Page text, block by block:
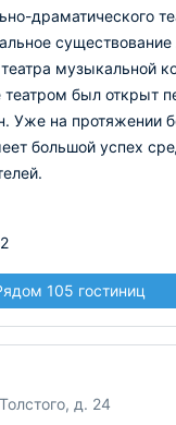
драматического
существование
театра музыкальной
театром был открыт
Уже на протяжении
большой успех
105 гостиниц
д. 24